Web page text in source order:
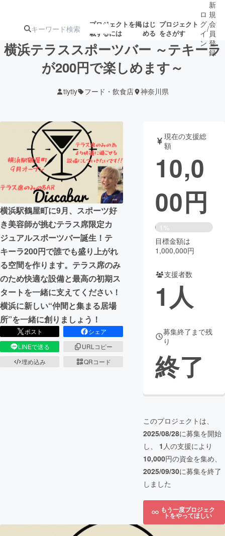
プロジェクトを掲
載するには
はじ
める
プロジェクト
をさがす
ターン
ジェクト
募集終了が近いプ
ロジェクト
アート・写真 音楽
テクノロジー・ガジェット ゲーム・
映像・映画 書籍・雑誌
ビジネス・起業 チャレンジ
まちづくり・地域活性化
CAMPFIRE for Social Good
CAMPFIRE Creation
CAMPFIREふるさと納税 machi-ya コミュニティ
ロ
グ
イ
ン
/
新
規
会
員
登
録
横浜テラススポーツバー ～テキーラ
が200円で楽しめます～
tiytiy フード・飲食店 神奈川県
横浜駅鶴屋町に9月、スポーツ好
き美容師が挑むテラス席限定カ
ジュアルスポーツバー誕生！テ
キーラ200円で誰でも盛り上がれ
る空間を作ります。テラス席のみ
のため快適な設備と最高の初期ス
タートを一緒に支えてください！
横浜に新しい“仲間と集まる居場
所”を一緒に創りましょう！
ポスト
シェア
LINEで送る
URLコピー
埋め込み
QRコード
現在の支援総
額
10,0
00円
1%
目標金額は
1,000,000円
支援者数
1人
募集終了まで残
り
終了
このプロジェクトは、
2025/08/28に募集を開始
し、 1 人の支援により
10,000円の資金を集め、
2025/09/30に募集を終了
しました
もう一度プロジェク
トをやってほしい